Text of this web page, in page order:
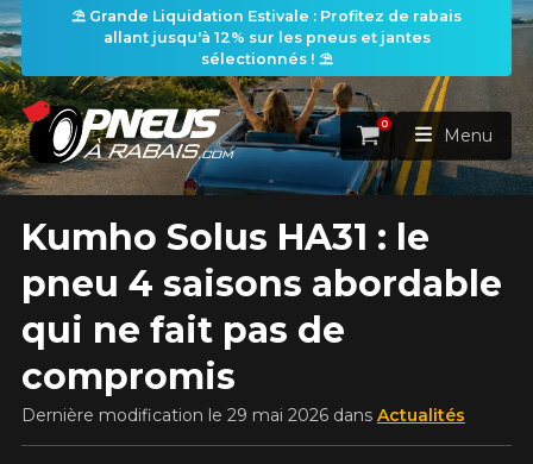
⛱️ Grande Liquidation Estivale : Profitez de rabais
allant jusqu'à 12% sur les pneus et jantes
sélectionnés ! ⛱️
ACCUEIL
PNEUS
RECHERCHE DE PNEUS
Rechercher par
ROUES
RECHERCHE DE ROUES
ENSEMBLES
Panier
0
Menu
Kumho Solus HA31 : le
pneu 4 saisons abordable
qui ne fait pas de
compromis
Dernière modification le 29 mai 2026 dans Actualités